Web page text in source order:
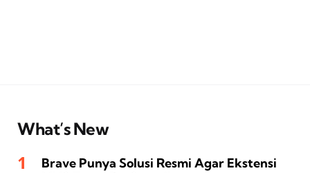
What’s New
Brave Punya Solusi Resmi Agar Ekstensi